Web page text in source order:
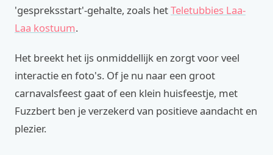
'gespreksstart'-gehalte, zoals hetTeletubbies Laa-
Laa kostuum.
Het breekt het ijs onmiddellijk en zorgt voor veel
interactie en foto's. Of je nu naar een groot
carnavalsfeest gaat of een klein huisfeestje, met
Fuzzbert ben je verzekerd van positieve aandacht en
plezier.